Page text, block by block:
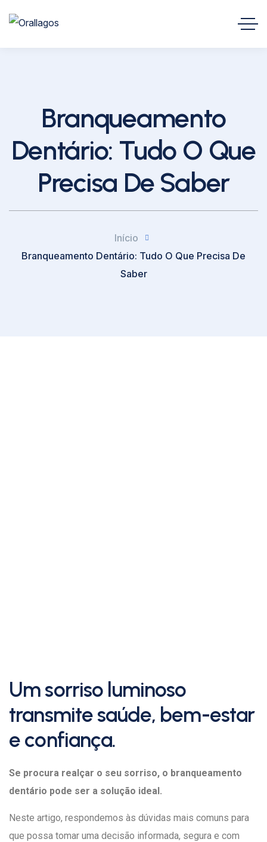
Branqueamento
Dentário: Tudo O Que
Precisa De Saber
Início
Branqueamento Dentário: Tudo O Que Precisa De
Saber
Um sorriso luminoso
transmite saúde, bem-estar
e confiança.
Se procura realçar o seu sorriso, o branqueamento
dentário pode ser a solução ideal.
Neste artigo, respondemos às dúvidas mais comuns para
que possa tomar uma decisão informada, segura e com